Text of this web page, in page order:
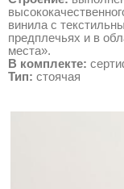
винила с
предплечьях и в
места».
В комплекте:
Тип: стоячая